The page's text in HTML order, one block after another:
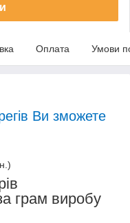
Оплата Умови
Ви зможете
грам виробу